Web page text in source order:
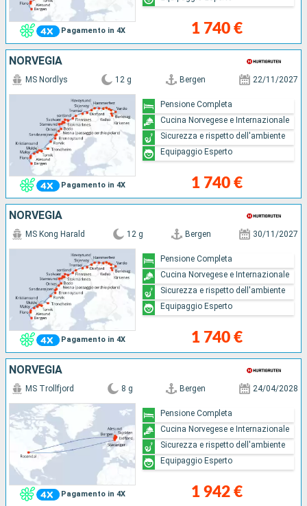
Pagamento in 4X 1 740 €
NORVEGIA
Pagamento in 4X
MS Nordlys 12 g Bergen 22/11/2027
1 740 €
Pensione Completa
Cucina Norvegese e Internazionale
Sicurezza e rispetto dell'ambiente
Equipaggio Esperto
NORVEGIA
Pagamento in 4X
MS Kong Harald 12 g Bergen 30/11/2027
1 740 €
Pensione Completa
Cucina Norvegese e Internazionale
Sicurezza e rispetto dell'ambiente
Equipaggio Esperto
NORVEGIA
Pagamento in 4X
MS Trollfjord 8 g Bergen 24/04/2028
1 942 €
Pensione Completa
Cucina Norvegese e Internazionale
Sicurezza e rispetto dell'ambiente
Equipaggio Esperto